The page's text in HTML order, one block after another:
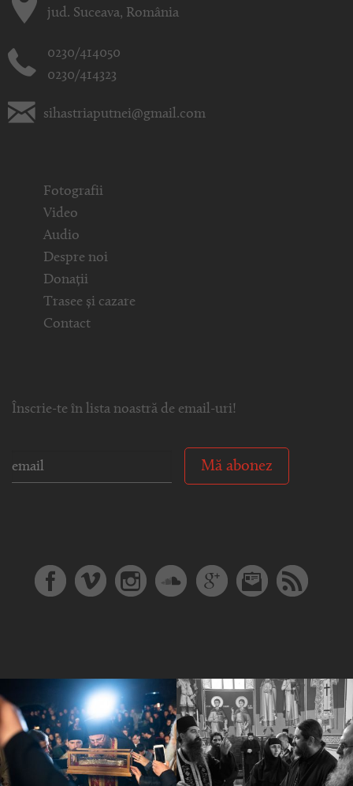
jud. Suceava, România
0230/414050
0230/414323
sihastriaputnei@gmail.com
Fotografii
Video
Audio
Despre noi
Donații
Trasee și cazare
Contact
Înscrie-te în lista noastră de email-uri!
Mă abonez